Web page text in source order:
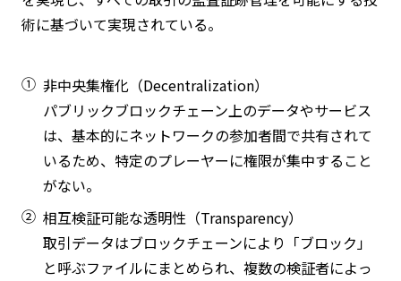
術に基づいて実現されている。
① 非中央集権化（Decentralization）
パブリックブロックチェーン上のデータやサービス
は、基本的にネットワークの参加者間で共有されて
いるため、特定のプレーヤーに権限が集中すること
がない。
② 相互検証可能な透明性（Transparency）
取引データはブロックチェーンにより「ブロック」
と呼ぶファイルにまとめられ、複数の検証者によっ